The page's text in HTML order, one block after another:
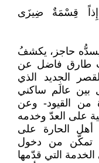
إِذاً قِسْمَةٌ ضِيزَى
يسدُّه حاجز، يكشفُ
طارق فاضل عن
الجديد الذي
بين عالَم ساكني
من القيود- وعن
على العدّ وخدمه
أهل الحارة على
تمكّن من دخول
التي قدّمها